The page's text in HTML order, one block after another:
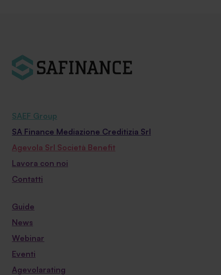
SAEF Group
SA Finance Mediazione Creditizia Srl
Agevola Srl Società Benefit
Lavora con noi
Contatti
Guide
News
Webinar
Eventi
Agevolarating